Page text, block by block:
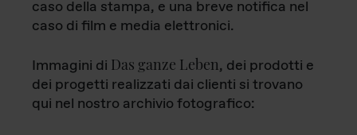
caso della stampa, e una breve notifica nel
caso di film e media elettronici.
Immagini di Das ganze Leben, dei prodotti e
dei progetti realizzati dai clienti si trovano
qui nel nostro archivio fotografico: